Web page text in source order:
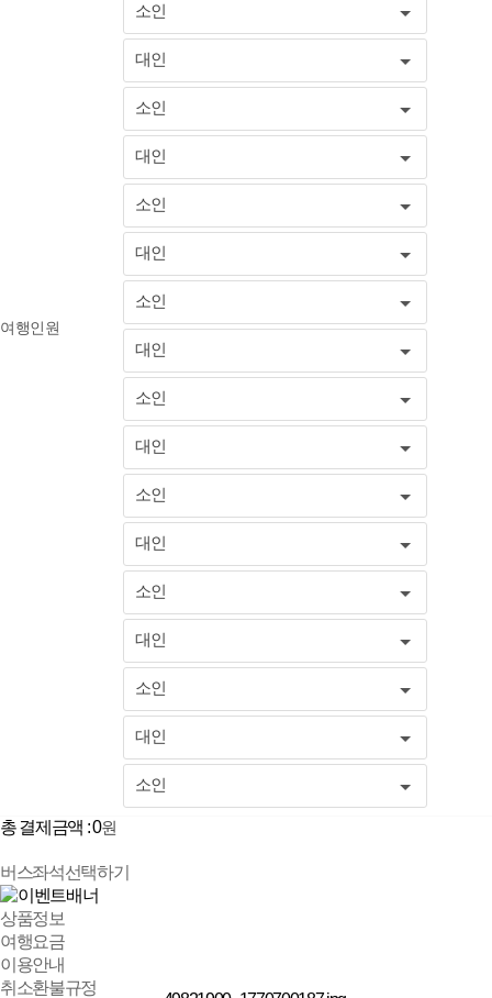
여행인원
소인
대인
소인
대인
소인
대인
소인
대인
소인
대인
소인
대인
소인
대인
소인
대인
소인
총 결제금액 :0원
버스좌석선택하기
상품정보
여행요금
이용안내
취소환불규정